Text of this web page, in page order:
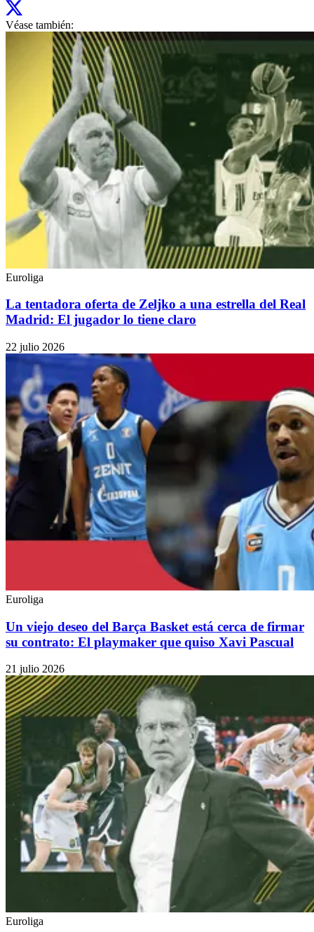
Véase también:
Euroliga
La tentadora oferta de Zeljko a una estrella del Real
Madrid: El jugador lo tiene claro
22 julio 2026
Euroliga
Un viejo deseo del Barça Basket está cerca de firmar
su contrato: El playmaker que quiso Xavi Pascual
21 julio 2026
Euroliga